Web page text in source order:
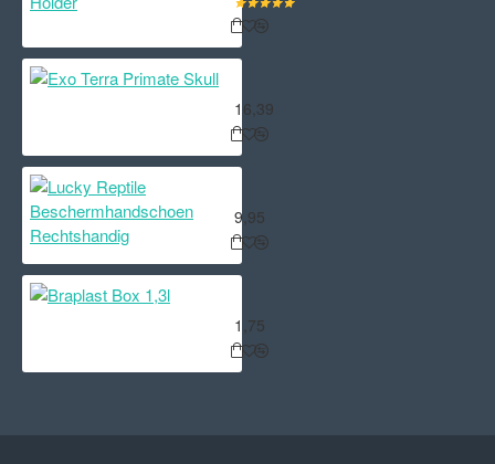
16,39
9,95
1,75